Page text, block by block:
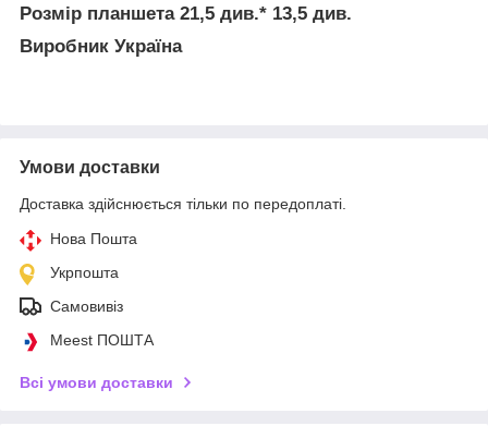
Розмір планшета 21,5 див.* 13,5 див.
Виробник Україна
Умови доставки
Доставка здійснюється тільки по передоплаті.
Нова Пошта
Укрпошта
Самовивіз
Meest ПОШТА
Всі умови доставки